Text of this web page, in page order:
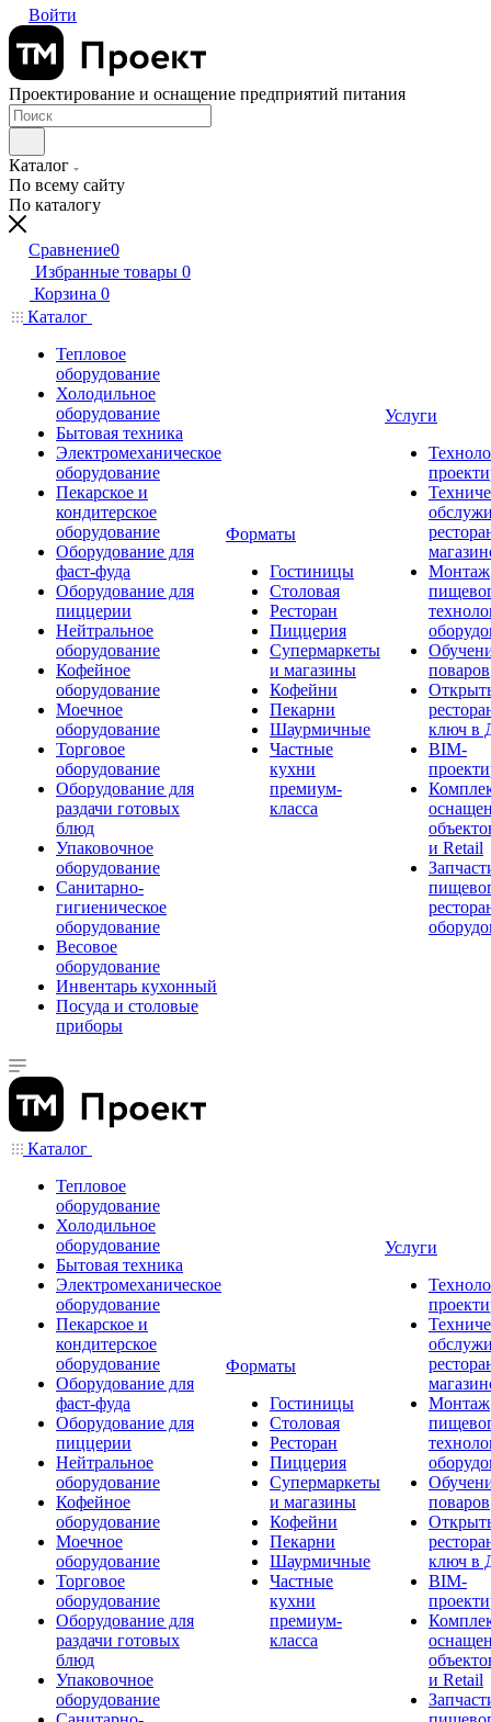
Войти
Проектирование и оснащение предприятий питания
Каталог
По всему сайту
По каталогу
Сравнение0
Избранные товары 0
Корзина 0
Каталог
Тепловое
оборудование
Холодильное
оборудование
Бытовая техника
Электромеханическое
оборудование
Пекарское и
кондитерское
оборудование
Оборудование для
фаст-фуда
Оборудование для
пиццерии
Нейтральное
оборудование
Кофейное
оборудование
Моечное
оборудование
Торговое
оборудование
Оборудование для
раздачи готовых
блюд
Упаковочное
оборудование
Санитарно-
гигиеническое
оборудование
Весовое
оборудование
Инвентарь кухонный
Посуда и столовые
приборы
Форматы
Гостиницы
Столовая
Ресторан
Пиццерия
Супермаркеты
и магазины
Кофейни
Пекарни
Шаурмичные
Частные
кухни
премиум-
класса
Услуги
Монтаж
поваров
ключ в
BIM-
и Retail
Каталог
Тепловое
оборудование
Холодильное
оборудование
Бытовая техника
Электромеханическое
оборудование
Пекарское и
кондитерское
оборудование
Оборудование для
фаст-фуда
Оборудование для
пиццерии
Нейтральное
оборудование
Кофейное
оборудование
Моечное
оборудование
Торговое
оборудование
Оборудование для
раздачи готовых
блюд
Упаковочное
оборудование
Форматы
Гостиницы
Столовая
Ресторан
Пиццерия
Супермаркеты
и магазины
Кофейни
Пекарни
Шаурмичные
Частные
кухни
премиум-
класса
Услуги
Монтаж
поваров
ключ в
BIM-
и Retail